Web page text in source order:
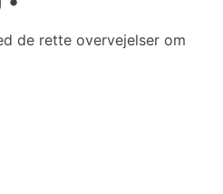
de rette overvejelser om